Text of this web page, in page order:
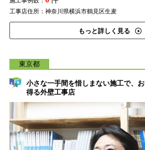
工事店住所：神奈川県横浜市鶴見区生麦
もっと詳しく見る
東京都
小さな一手間を惜しまない施工で、
得る外壁工事店